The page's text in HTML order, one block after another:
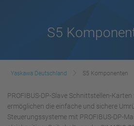
S5
Yaskawa Deutschland S5 Komponenten
PROFIBUS-DP-Slave Schnittstellen-Karten
ermöglichen die einfache und sichere
Steuerungssysteme mit PROFIBUS-DP-